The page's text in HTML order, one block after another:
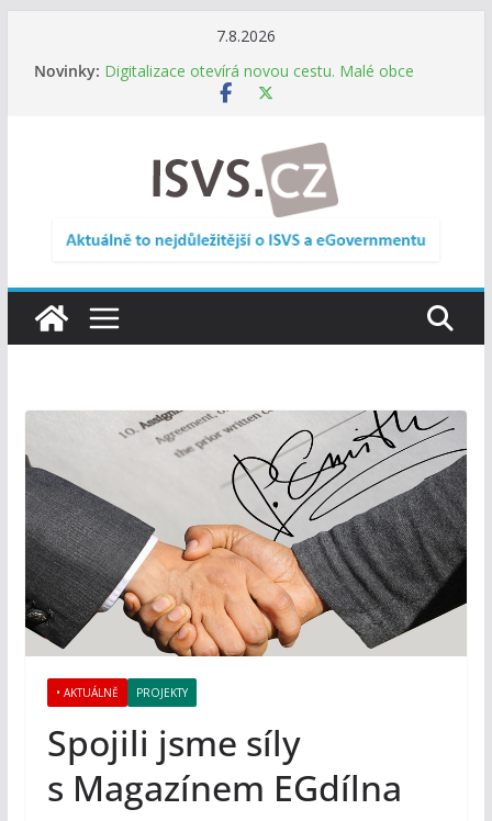
7.8.2026
Novinky: Digitalizace otevírá novou cestu. Malé obce
nemusí zanikat, mohou více spolupracovat
DIA: Informační systém dlouhodobého řízení
(ISDŘ) je od července v plném provozu
RVIS – Výbor pro architekturu a řízení ICT
zveřejnil materiály z nového jednání
Informace o obcích vždy po ruce. SMS ČR spouští
• AKTUÁLNĚ PROJEKTY
Spojili jsme síly
s Magazínem EGdílna